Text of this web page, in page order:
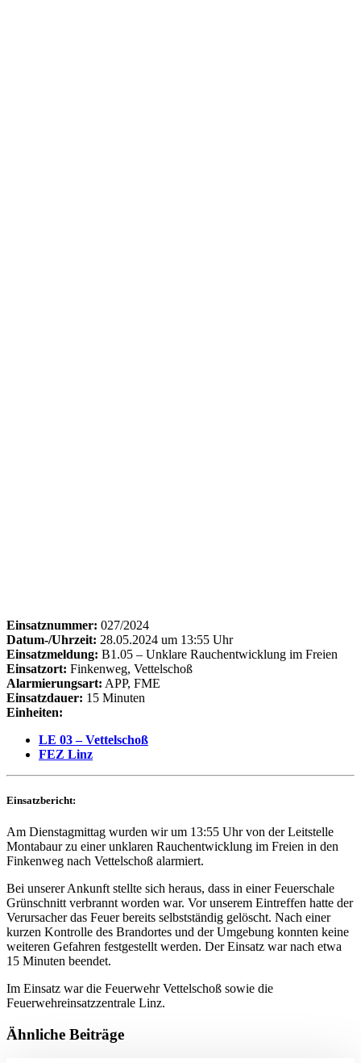
Einsatznummer: 027/2024
Datum-/Uhrzeit: 28.05.2024 um 13:55 Uhr
Einsatzmeldung: B1.05 – Unklare Rauchentwicklung im Freien
Einsatzort: Finkenweg, Vettelschoß
Alarmierungsart: APP, FME
Einsatzdauer: 15 Minuten
Einheiten:
LE 03 – Vettelschoß
FEZ Linz
Einsatzbericht:
Am Dienstagmittag wurden wir um 13:55 Uhr von der Leitstelle
Montabaur zu einer unklaren Rauchentwicklung im Freien in den
Finkenweg nach Vettelschoß alarmiert.
Bei unserer Ankunft stellte sich heraus, dass in einer Feuerschale
Grünschnitt verbrannt worden war. Vor unserem Eintreffen hatte der
Verursacher das Feuer bereits selbstständig gelöscht. Nach einer
kurzen Kontrolle des Brandortes und der Umgebung konnten keine
weiteren Gefahren festgestellt werden. Der Einsatz war nach etwa
15 Minuten beendet.
Im Einsatz war die Feuerwehr Vettelschoß sowie die
Feuerwehreinsatzzentrale Linz.
Ähnliche Beiträge